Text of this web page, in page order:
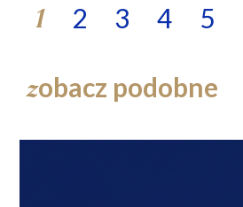
1 2 3 4 5
zobacz podobne